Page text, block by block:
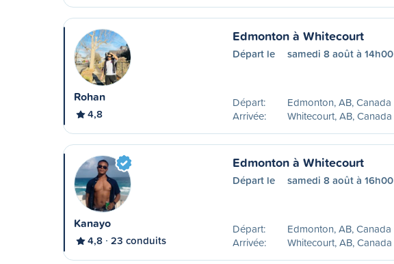
Rohan
4,8
Edmonton à Whitecourt
Départ le samedi 8 août à 14h00
Départ:
Edmonton, AB, Canada
Arrivée:
Whitecourt, AB, Canada
Kanayo
4,8 23 conduits
Edmonton à Whitecourt
Départ le samedi 8 août à 16h00
Départ:
Edmonton, AB, Canada
Arrivée:
Whitecourt, AB, Canada